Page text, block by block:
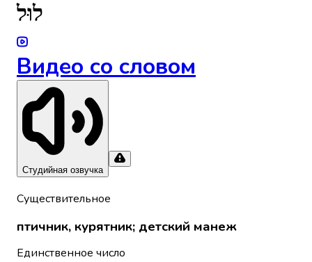
לוּל
Видео со словом
Студийная озвучка
Существительное
птичник, курятник; детский манеж
Единственное число